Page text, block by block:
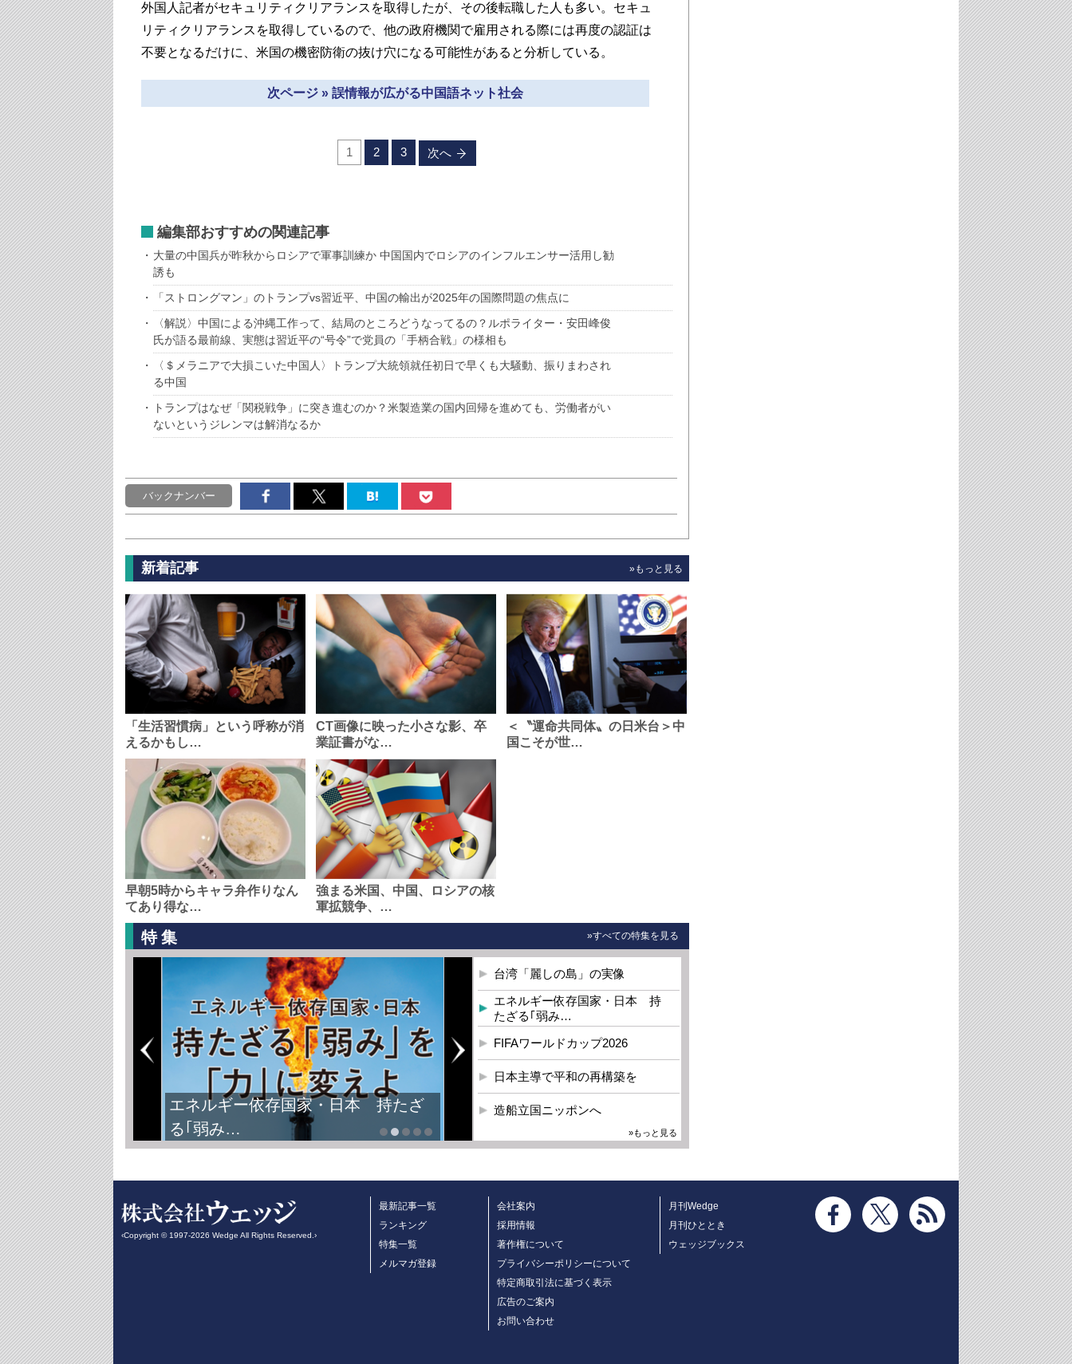
外国人記者がセキュリティクリアランスを取得したが、その後転職した人も多い。セキュ
リティクリアランスを取得しているので、他の政府機関で雇用される際には再度の認証は
不要となるだけに、米国の機密防衛の抜け穴になる可能性があると分析している。
次ページ » 誤情報が広がる中国語ネット社会
1 2 3 次へ
編集部おすすめの関連記事
大量の中国兵が昨秋からロシアで軍事訓練か 中国国内でロシアのインフルエンサー活用し勧
誘も
「ストロングマン」のトランプvs習近平、中国の輸出が2025年の国際問題の焦点に
〈解説〉中国による沖縄工作って、結局のところどうなってるの？ルポライター・安田峰俊
氏が語る最前線、実態は習近平の“号令”で党員の「手柄合戦」の様相も
〈＄メラニアで大損こいた中国人〉トランプ大統領就任初日で早くも大騒動、振りまわされ
る中国
トランプはなぜ「関税戦争」に突き進むのか？米製造業の国内回帰を進めても、労働者がい
ないというジレンマは解消なるか
バックナンバー
新着記事 »もっと見る
「生活習慣病」という呼称が消
えるかもし…
CT画像に映った小さな影、卒
業証書がな…
＜〝運命共同体〟の日米台＞中
国こそが世…
早朝5時からキャラ弁作りなん
てあり得な…
強まる米国、中国、ロシアの核
軍拡競争、…
特集 »すべての特集を見る
エネルギー依存国家・日本 持たざ
る｢弱み…
台湾「麗しの島」の実像
エネルギー依存国家・日本 持
たざる｢弱み…
FIFAワールドカップ2026
日本主導で平和の再構築を
造船立国ニッポンへ
»もっと見る
‹Copyright © 1997-2026 Wedge All Rights Reserved.›
最新記事一覧
ランキング
特集一覧
メルマガ登録
会社案内
採用情報
著作権について
プライバシーポリシーについて
特定商取引法に基づく表示
広告のご案内
お問い合わせ
月刊Wedge
月刊ひととき
ウェッジブックス